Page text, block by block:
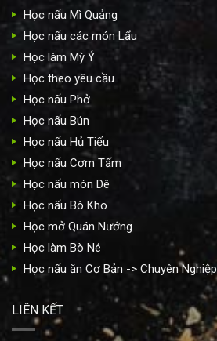
Học nấu Mì Quảng
Học nấu các món Lẩu
Học làm Mỳ Ý
Học theo yêu cầu
Học nấu Phở
Học nấu Bún
Học nấu Hủ Tiếu
Học nấu Cơm Tấm
Học nấu món Dê
Học nấu Bò Kho
Học mở Quán Nướng
Học làm Bò Né
Học nấu ăn Cơ Bản -> Chuyên Nghiệp
LIÊN KẾT